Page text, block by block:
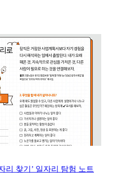
리 찾기’ 일자리 탐험 노트